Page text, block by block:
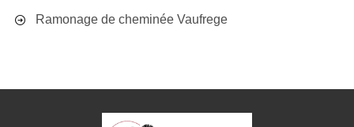
Ramonage de cheminée Vaufrege